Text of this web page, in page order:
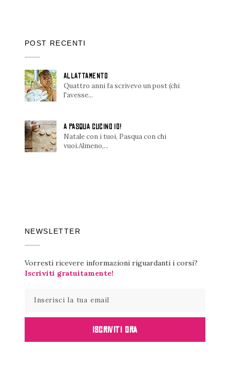
POST RECENTI
ALLATTAMENTO
Quattro anni fa scrivevo un post (chi
l'avesse...
A PASQUA CUCINO IO!
Natale con i tuoi, Pasqua con chi
vuoi.Almeno,...
NEWSLETTER
Vorresti ricevere informazioni riguardanti i corsi?
Iscriviti gratuitamente!
ISCRIVITI ORA